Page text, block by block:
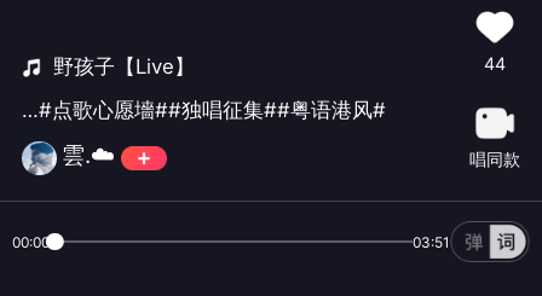
野孩子【Live】
…#点歌心愿墻##独唱征集##粤语港风#
雲.☁️
44
唱同款
00:00 03:51